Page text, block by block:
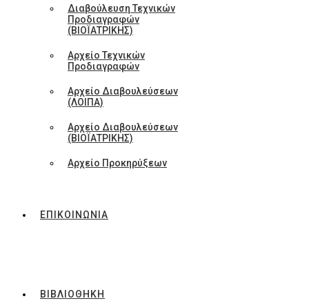
Διαβούλευση Τεχνικών
Προδιαγραφών
(ΒΙΟΪΑΤΡΙΚΗΣ)
Αρχείο Τεχνικών
Προδιαγραφών
Αρχείο Διαβουλεύσεων
(ΛΟΙΠΑ)
Αρχείο Διαβουλεύσεων
(ΒΙΟΪΑΤΡΙΚΗΣ)
Αρχείο Προκηρύξεων
ΕΠΙΚΟΙΝΩΝΙΑ
ΒΙΒΛΙΟΘΗΚΗ